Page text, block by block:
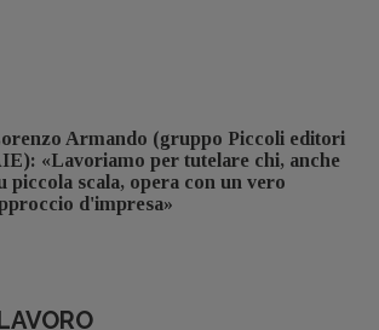
Armando (gruppo Piccoli editori
«Lavoriamo per tutelare chi, anche
piccola scala, opera con un vero
d'impresa»